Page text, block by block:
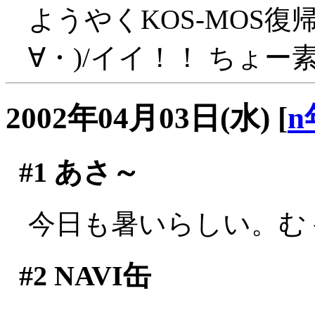
ようやくKOS-MOS復
∀・)/イイ！！ ちょー
2002年04月03日(水) [n
#1 あさ～
今日も暑いらしい。む
#2 NAVI缶